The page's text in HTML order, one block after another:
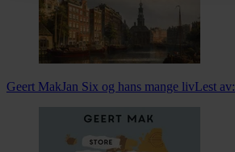
Geert MakJan Six og hans mange livLest av: